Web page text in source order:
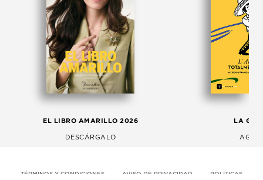
EL LIBRO AMARILLO 2026
DESCÁRGALO
LA
TÉRMINOS Y CONDICIONES AVISO DE PRIVACIDAD POLITICAS